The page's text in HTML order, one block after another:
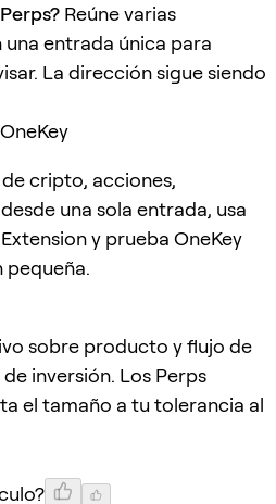
Reúne varias
entrada única para
La dirección sigue siendo
cripto, acciones,
una sola entrada, usa
y prueba OneKey
pequeña.
sobre producto y flujo de
inversión. Los Perps
el tamaño a tu tolerancia al